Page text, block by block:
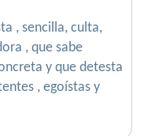
, sencilla, culta,
, que sabe
y que detesta
, egoístas y